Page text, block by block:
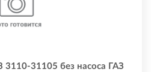
3110-31105 без насоса ГАЗ